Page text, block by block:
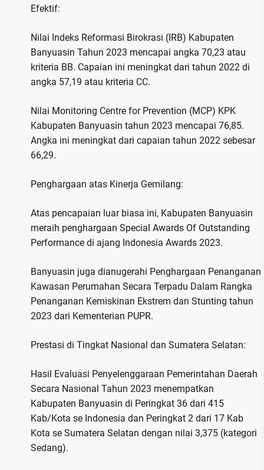
Efektif:
Nilai Indeks Reformasi Birokrasi (IRB) Kabupaten
Banyuasin Tahun 2023 mencapai angka 70,23 atau
kriteria BB. Capaian ini meningkat dari tahun 2022 di
angka 57,19 atau kriteria CC.
Nilai Monitoring Centre for Prevention (MCP) KPK
Kabupaten Banyuasin tahun 2023 mencapai 76,85.
Angka ini meningkat dari capaian tahun 2022 sebesar
66,29.
Penghargaan atas Kinerja Gemilang:
Atas pencapaian luar biasa ini, Kabupaten Banyuasin
meraih penghargaan Special Awards Of Outstanding
Performance di ajang Indonesia Awards 2023.
Banyuasin juga dianugerahi Penghargaan Penanganan
Kawasan Perumahan Secara Terpadu Dalam Rangka
Penanganan Kemiskinan Ekstrem dan Stunting tahun
2023 dari Kementerian PUPR.
Prestasi di Tingkat Nasional dan Sumatera Selatan:
Hasil Evaluasi Penyelenggaraan Pemerintahan Daerah
Secara Nasional Tahun 2023 menempatkan
Kabupaten Banyuasin di Peringkat 36 dari 415
Kab/Kota se Indonesia dan Peringkat 2 dari 17 Kab
Kota se Sumatera Selatan dengan nilai 3,375 (kategori
Sedang).